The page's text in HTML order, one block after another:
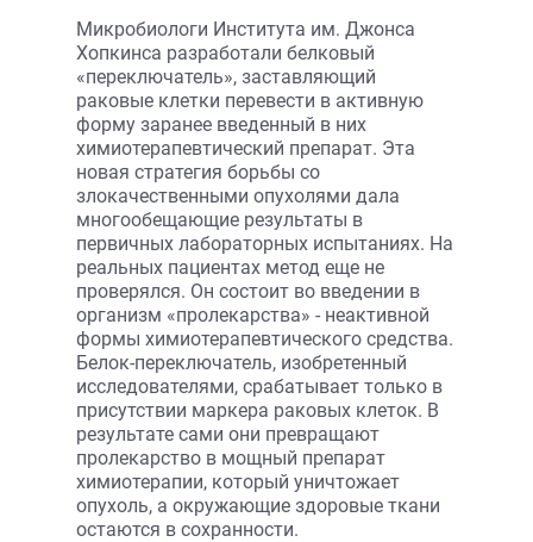
Микробиологи Института им. Джонса
Хопкинса разработали белковый
«переключатель», заставляющий
раковые клетки перевести в активную
форму заранее введенный в них
химиотерапевтический препарат. Эта
новая стратегия борьбы со
злокачественными опухолями дала
многообещающие результаты в
первичных лабораторных испытаниях. На
реальных пациентах метод еще не
проверялся. Он состоит во введении в
организм «пролекарства» - неактивной
формы химиотерапевтического средства.
Белок-переключатель, изобретенный
исследователями, срабатывает только в
присутствии маркера раковых клеток. В
результате сами они превращают
пролекарство в мощный препарат
химиотерапии, который уничтожает
опухоль, а окружающие здоровые ткани
остаются в сохранности.